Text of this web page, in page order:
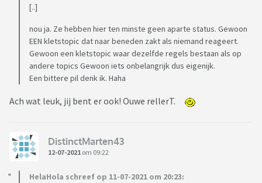
[..]
nou ja. Ze hebben hier ten minste geen aparte status. Gewoon
EEN kletstopic dat naar beneden zakt als niemand reageert.
Gewoon een kletstopic waar dezelfde regels bestaan als op
andere topics Gewoon iets onbelangrijk dus eigenijk.
Een bittere pil denk ik. Haha
Ach wat leuk, jij bent er ook! Ouwe rellerT.
DistinctMarten43
12-07-2021 om 09:22
HelaHola schreef op 11-07-2021 om 20:23: